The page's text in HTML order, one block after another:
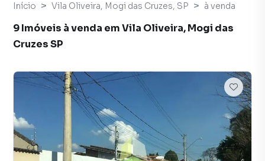
Início Vila Oliveira, Mogi das Cruzes, SP à venda
9 Imóveis à venda em Vila Oliveira, Mogi das
Cruzes SP